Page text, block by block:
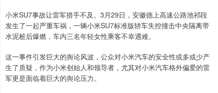
小米SU7事故让雷军措手不及。3月29日，安徽德上高速公路池祁段
发生了一起严重车祸，一辆小米SU7标准版轿车失控撞击中央隔离带
水泥桩后爆燃，车内三名年轻女性乘客不幸遇难。
这一事件引发巨大的舆论风波，公众对小米汽车的安全性或多或少产
生了质疑，作为小米创始人和领导者，尤其对小米汽车格外偏爱的雷
军更是面临着巨大的舆论压力。